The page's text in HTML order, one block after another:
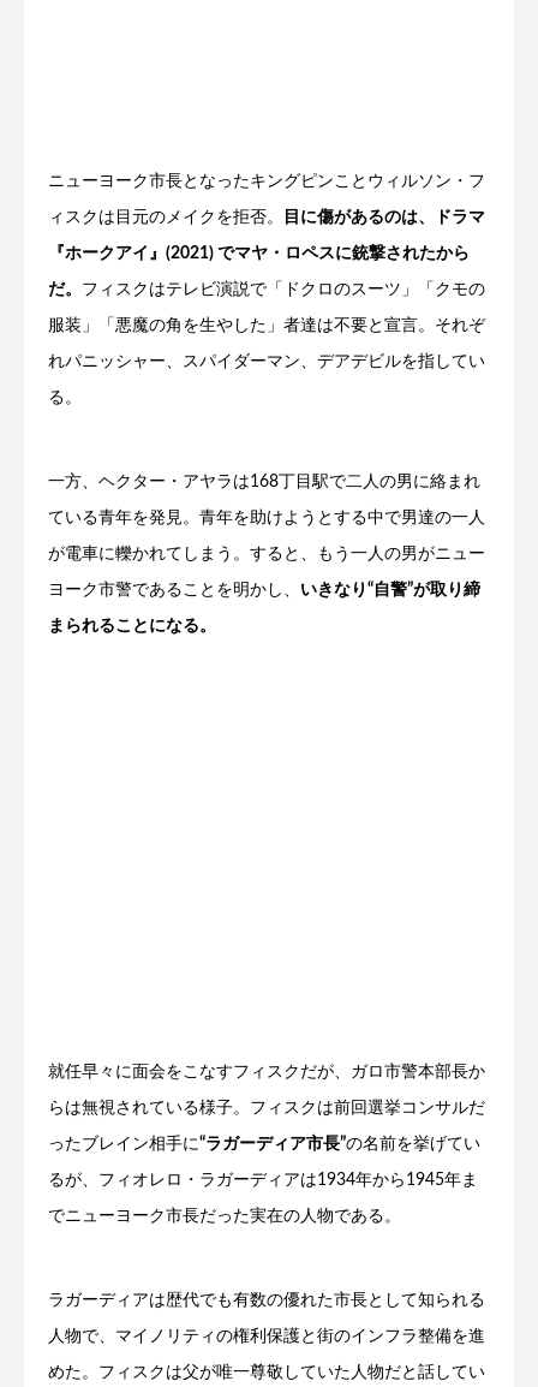
ニューヨーク市長となったキングピンことウィルソン・フ
ィスクは目元のメイクを拒否。 目に傷があるのは、ドラマ
『ホークアイ』(2021) でマヤ・ロペスに銃撃されたから
だ。 フィスクはテレビ演説で「ドクロのスーツ」「クモの
服装」「悪魔の角を生やした」者達は不要と宣言。それぞ
れパニッシャー、スパイダーマン、デアデビルを指してい
る。
一方、ヘクター・アヤラは168丁目駅で二人の男に絡まれ
ている青年を発見。青年を助けようとする中で男達の一人
が電車に轢かれてしまう。すると、もう一人の男がニュー
ヨーク市警であることを明かし、 いきなり“自警”が取り締
まられることになる。
就任早々に面会をこなすフィスクだが、ガロ市警本部長か
らは無視されている様子。フィスクは前回選挙コンサルだ
ったブレイン相手に“ラガーディア市長”の名前を挙げてい
るが、フィオレロ・ラガーディアは1934年から1945年ま
でニューヨーク市長だった実在の人物である。
ラガーディアは歴代でも有数の優れた市長として知られる
人物で、マイノリティの権利保護と街のインフラ整備を進
めた。フィスクは父が唯一尊敬していた人物だと話してい